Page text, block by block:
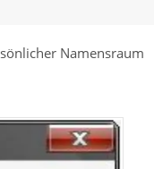
Namensraum